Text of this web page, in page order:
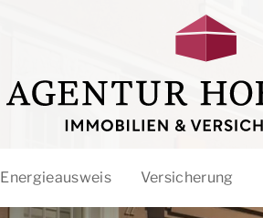
Energieausweis Versicherung